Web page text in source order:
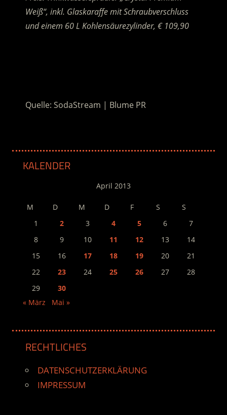
Weiß“, inkl. Glaskaraffe mit Schraubverschluss
und einem 60 L Kohlensäurezylinder, € 109,90
Quelle: SodaStream | Blume PR
KALENDER
April 2013
M D M D F S
S
1
2 3 4 5 6
7
8
9 10 11 12 13
14
15
16 17 18 19 20
21
22
23 24 25 26 27
28
29
30
« März
Mai »
RECHTLICHES
DATENSCHUTZERKLÄRUNG
IMPRESSUM